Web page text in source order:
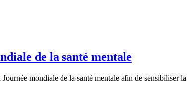
de la santé mentale
mondiale de la santé mentale afin de sensibiliser